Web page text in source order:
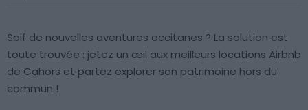
Soif de nouvelles aventures occitanes ? La solution est
toute trouvée : jetez un œil aux meilleurs locations Airbnb
de Cahors et partez explorer son patrimoine hors du
commun !